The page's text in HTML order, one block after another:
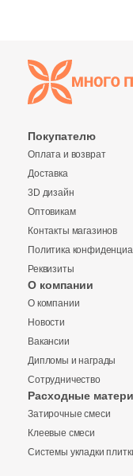
Заявка на
Обратная
Покупателю
Оплата и возврат
Доставка
3D дизайн
Оптовикам
Контакты магазинов
Политика
Реквизиты
О компании
О компании
Новости
Вакансии
Дипломы и награды
Сотрудничество
Расходные
Затирочные смеси
Клеевые смеси
Системы укладки